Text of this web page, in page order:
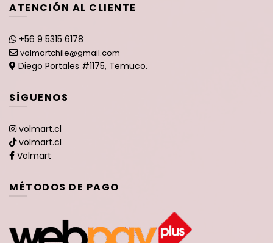
ATENCIÓN AL CLIENTE
+56 9 5315 6178
volmartchile@gmail.com
Diego Portales #1175, Temuco.
SÍGUENOS
volmart.cl
volmart.cl
Volmart
MÉTODOS DE PAGO